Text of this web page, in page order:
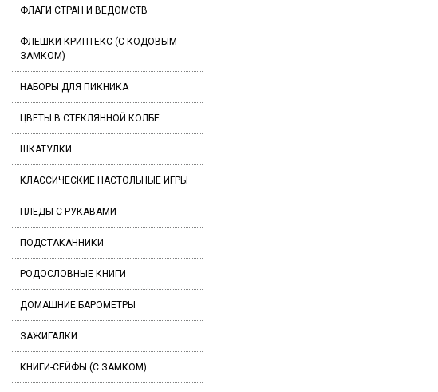
ФЛАГИ СТРАН И ВЕДОМСТВ
ФЛЕШКИ КРИПТЕКС (С КОДОВЫМ
ЗАМКОМ)
НАБОРЫ ДЛЯ ПИКНИКА
ЦВЕТЫ В СТЕКЛЯННОЙ КОЛБЕ
ШКАТУЛКИ
КЛАССИЧЕСКИЕ НАСТОЛЬНЫЕ ИГРЫ
ПЛЕДЫ С РУКАВАМИ
ПОДСТАКАННИКИ
РОДОСЛОВНЫЕ КНИГИ
ДОМАШНИЕ БАРОМЕТРЫ
ЗАЖИГАЛКИ
КНИГИ-СЕЙФЫ (С ЗАМКОМ)